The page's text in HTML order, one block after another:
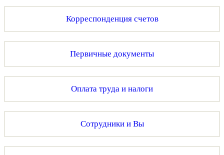
Корреспонденция счетов
Первичные документы
Оплата труда и налоги
Сотрудники и Вы